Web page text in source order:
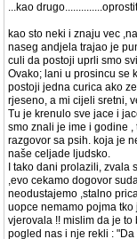
...kao
kao sto neki i znaju vec
naseg andjela trajao je
culi da postoji uprli smo
Ovako; lani u prosincu se
postoji jedna curica ako
rjeseno, a mi cijeli sretni,
Tu je krenulo sve jace i
smo znali je ime i godine
razgovor sa psih. koja je
naše celjade ljudsko.
I tako dani prolazili,
,evo cekamo dogovor
neodustajemo ,stalno
uopce nemamo pojma tko
vjerovala !! mislim da je
pogled nas i nje rekli :